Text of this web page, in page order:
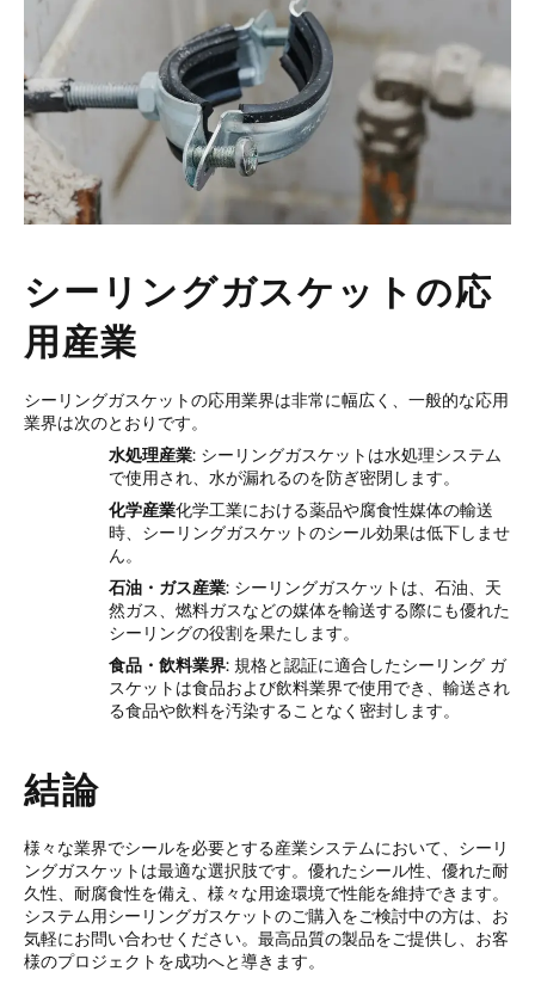
シーリングガスケットの応
用産業
シーリングガスケットの応用業界は非常に幅広く、一般的な応用
業界は次のとおりです。
水処理産業: シーリングガスケットは水処理システム
で使用され、水が漏れるのを防ぎ密閉します。
化学産業化学工業における薬品や腐食性媒体の輸送
時、シーリングガスケットのシール効果は低下しませ
ん。
石油・ガス産業: シーリングガスケットは、石油、天
然ガス、燃料ガスなどの媒体を輸送する際にも優れた
シーリングの役割を果たします。
食品・飲料業界: 規格と認証に適合したシーリング ガ
スケットは食品および飲料業界で使用でき、輸送され
る食品や飲料を汚染することなく密封します。
結論
様々な業界でシールを必要とする産業システムにおいて、シーリ
ングガスケットは最適な選択肢です。優れたシール性、優れた耐
久性、耐腐食性を備え、様々な用途環境で性能を維持できます。
システム用シーリングガスケットのご購入をご検討中の方は、お
気軽にお問い合わせください。最高品質の製品をご提供し、お客
様のプロジェクトを成功へと導きます。